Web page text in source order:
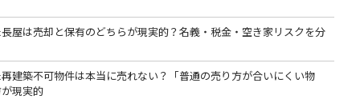
屋は売却と保有のどちらが現実的？名義・税金・空き家リスクを分
建築不可物件は本当に売れない？「普通の売り方が合いにくい物
現実的